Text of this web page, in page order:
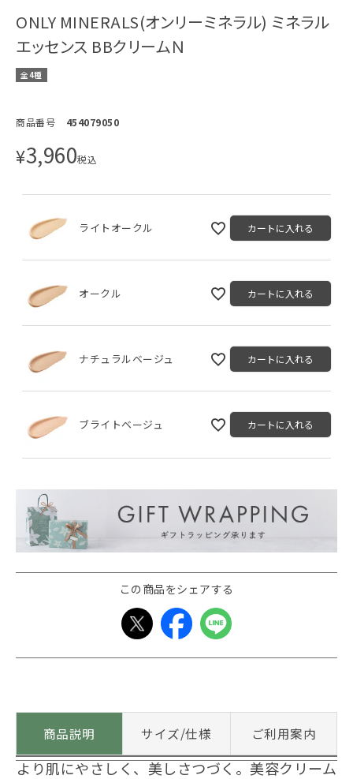
ONLY MINERALS(オンリーミネラル) ミネラル
エッセンス BBクリームＮ
全4種
商品番号 454079050
¥3,960税込
ライトオークル カートに入れる
オークル カートに入れる
ナチュラルベージュ カートに入れる
ブライトベージュ カートに入れる
この商品をシェアする
商品説明 サイズ/仕様 ご利用案内
より肌にやさしく、美しさつづく。美容クリーム